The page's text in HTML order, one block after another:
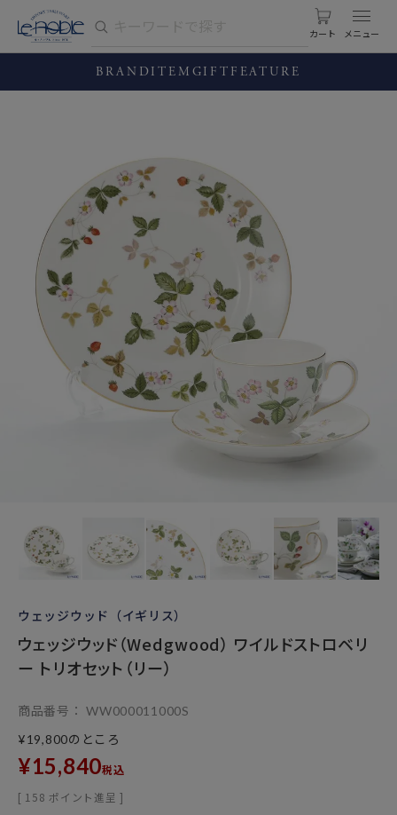
カート
BRANDITEM GIFT FEATURE
ウェッジウッド（イギリス）
ウェッジウッド（Wedgwood） ワイルドストロベリ
ー トリオセット（リー）
商品番号
WW000011000S
¥19,800のところ
¥15,840税込
[ 158 ポイント進呈 ]